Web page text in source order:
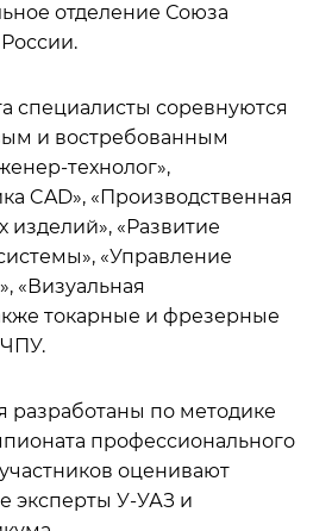
отделение Союза
специалисты соревнуются
и востребованным
технолог»,
CAD», «Производственная
«Развитие
«Управление
«Визуальная
токарные и фрезерные
ЧПУ.
разработаны по методике
профессионального
оценивают
эксперты У-УАЗ и